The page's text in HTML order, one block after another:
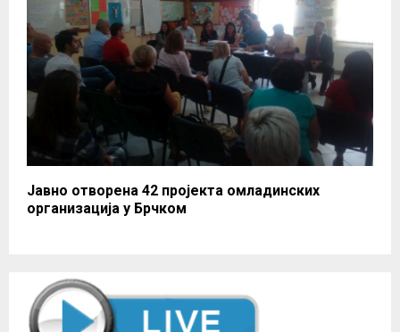
Јавно отворена 42 пројекта омладинских
организација у Брчком